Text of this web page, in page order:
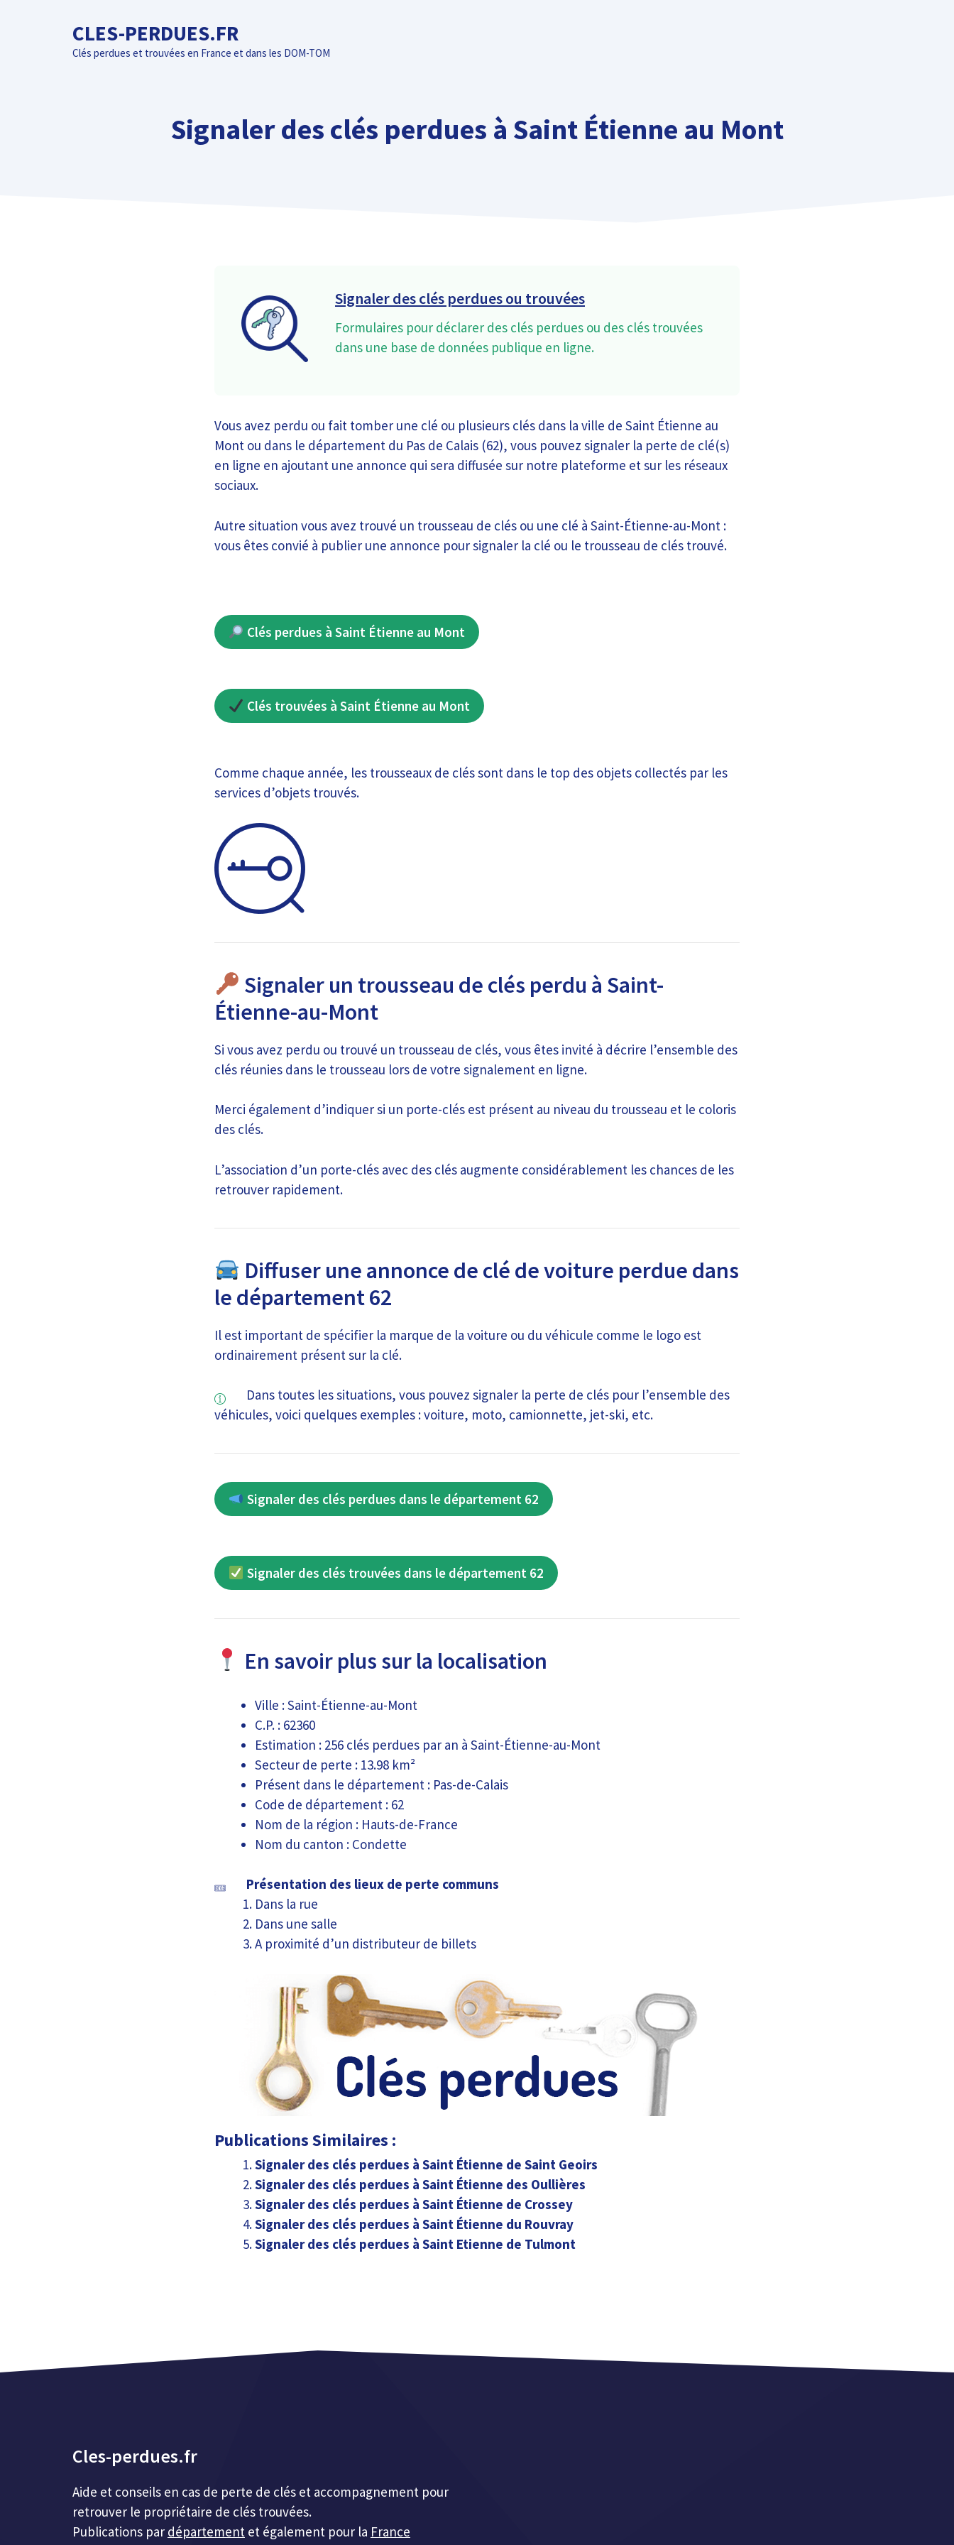
CLES-PERDUES.FR
Clés perdues et trouvées en France et dans les DOM-TOM
Signaler des clés perdues à Saint Étienne au Mont
Signaler des clés perdues ou trouvées
Formulaires pour déclarer des clés perdues ou des clés trouvées
dans une base de données publique en ligne.
Vous avez perdu ou fait tomber une clé ou plusieurs clés dans la ville de Saint Étienne au
Mont ou dans le département du Pas de Calais (62), vous pouvez signaler la perte de clé(s)
en ligne en ajoutant une annonce qui sera diffusée sur notre plateforme et sur les réseaux
sociaux.
Autre situation vous avez trouvé un trousseau de clés ou une clé à Saint-Étienne-au-Mont :
vous êtes convié à publier une annonce pour signaler la clé ou le trousseau de clés trouvé.
Clés perdues à Saint Étienne au Mont
Clés trouvées à Saint Étienne au Mont
Comme chaque année, les trousseaux de clés sont dans le top des objets collectés par les
services d’objets trouvés.
Signaler un trousseau de clés perdu à Saint-
Étienne-au-Mont
Si vous avez perdu ou trouvé un trousseau de clés, vous êtes invité à décrire l’ensemble des
clés réunies dans le trousseau lors de votre signalement en ligne.
Merci également d’indiquer si un porte-clés est présent au niveau du trousseau et le coloris
des clés.
L’association d’un porte-clés avec des clés augmente considérablement les chances de les
retrouver rapidement.
Diffuser une annonce de clé de voiture perdue dans
le département 62
Il est important de spécifier la marque de la voiture ou du véhicule comme le logo est
ordinairement présent sur la clé.
Dans toutes les situations, vous pouvez signaler la perte de clés pour l’ensemble des
véhicules, voici quelques exemples : voiture, moto, camionnette, jet-ski, etc.
Signaler des clés perdues dans le département 62
Signaler des clés trouvées dans le département 62
En savoir plus sur la localisation
Ville : Saint-Étienne-au-Mont
C.P. : 62360
Estimation : 256 clés perdues par an à Saint-Étienne-au-Mont
Secteur de perte : 13.98 km²
Présent dans le département : Pas-de-Calais
Code de département : 62
Nom de la région : Hauts-de-France
Nom du canton : Condette
Présentation des lieux de perte communs
Dans la rue
Dans une salle
A proximité d’un distributeur de billets
Publications Similaires :
Signaler des clés perdues à Saint Étienne de Saint Geoirs
Signaler des clés perdues à Saint Étienne des Oullières
Signaler des clés perdues à Saint Étienne de Crossey
Signaler des clés perdues à Saint Étienne du Rouvray
Signaler des clés perdues à Saint Etienne de Tulmont
Cles-perdues.fr
Aide et conseils en cas de perte de clés et accompagnement pour
retrouver le propriétaire de clés trouvées.
Publications par département et également pour la France